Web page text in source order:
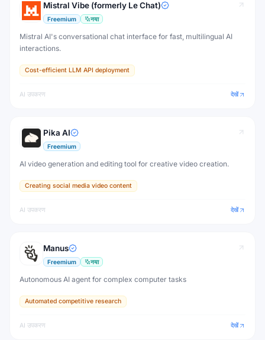
Mistral Vibe (formerly Le Chat)
Freemium नया
Mistral AI's conversational chat interface for fast, multilingual AI
interactions.
Cost-efficient LLM API deployment
AI उपकरण देखें
Pika AI
Freemium
AI video generation and editing tool for creative video creation.
Creating social media video content
AI उपकरण देखें
Manus
Freemium नया
Autonomous AI agent for complex computer tasks
Automated competitive research
AI उपकरण देखें